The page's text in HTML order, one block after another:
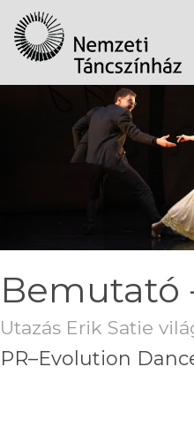
Bemutató
Utazás Erik Satie
PR–Evolution